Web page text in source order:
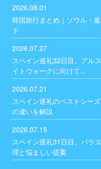
2026.08.01
韓国旅行まとめ｜ソウル・
ド
2026.07.27
スペイン巡礼32日目、アル
イトウォークに向けて...
2026.07.21
スペイン巡礼のベストシー
の違いを解説
2026.07.15
スペイン巡礼31日目、パラ
理と悩ましい提案